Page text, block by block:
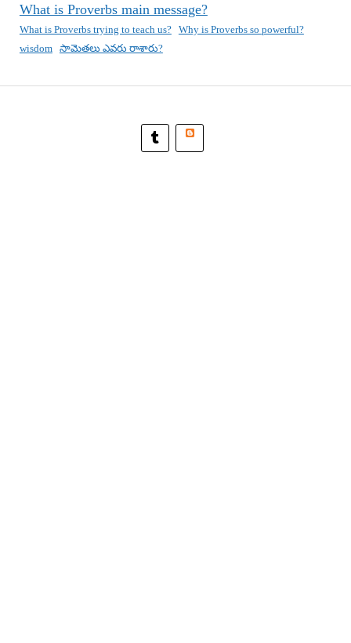
What is Proverbs main message?
What is Proverbs trying to teach us?
Why is Proverbs so powerful?
wisdom
సామెతలు ఎవరు రాశారు?